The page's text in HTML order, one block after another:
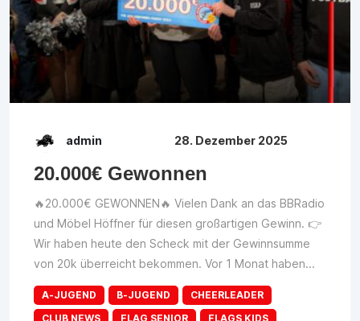
admin 28. Dezember 2025
20.000€ Gewonnen
🔥20.000€ GEWONNEN🔥 Vielen Dank an das BBRadio
und Möbel Höffner für diesen großartigen Gewinn. 👉
Wir haben heute den Scheck mit der Gewinnsumme
von 20k überreicht bekommen. Vor 1 Monat haben...
A-JUGEND B-JUGEND
CHEERLEADER
CLUB NEWS
FLAG SENIOR FLAGS KIDS